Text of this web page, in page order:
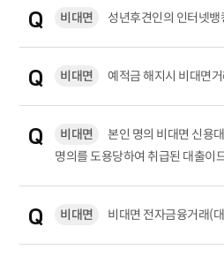
비대면 성년후견인의 인터넷뱅
비대면 예적금 해지시 비대면
비대면
본인 명의 비대면 신용
명의를 도용당하여 취급된 대출이
비대면 비대면 전자금융거래(